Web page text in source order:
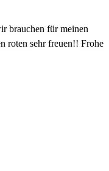
brauchen für meinen
roten sehr freuen!! Frohe